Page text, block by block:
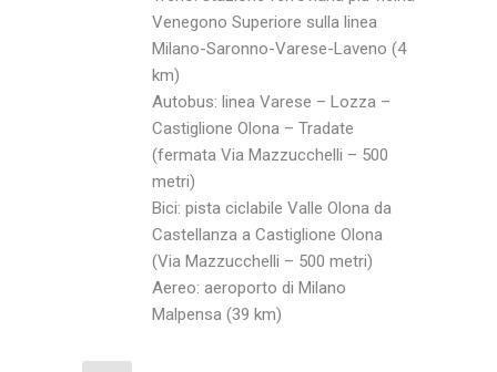
Venegono Superiore sulla linea
Milano-Saronno-Varese-Laveno (4
km)
Autobus: linea Varese – Lozza –
Castiglione Olona – Tradate
(fermata Via Mazzucchelli – 500
metri)
Bici: pista ciclabile Valle Olona da
Castellanza a Castiglione Olona
(Via Mazzucchelli – 500 metri)
Aereo: aeroporto di Milano
Malpensa (39 km)